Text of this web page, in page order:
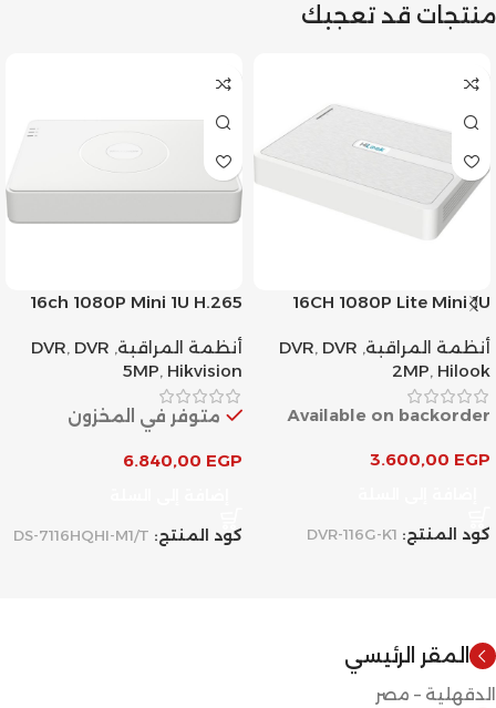
منتجات قد تعجبك
16CH 1080P Lite Mini 1U
أنظمة المراقبة,
DVR, DVR
2MP, Hilook
Available on backorder
3.600,00 EGP
كود المنتج: DVR-116G-K1
16ch 1080P Mini 1U H.265
أنظمة المراقبة,
DVR, DVR
5MP, Hikvision
متوفر في المخزون
6.840,00 EGP
كود المنتج: DS-7116HQHI-M1/T
المقر الرئيسي
الدقهلية – مصر